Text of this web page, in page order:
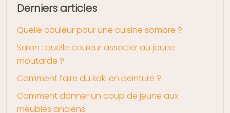
Derniers articles
Quelle couleur pour une cuisine sombre ?
Salon : quelle couleur associer au jaune
moutarde ?
Comment faire du kaki en peinture ?
Comment donner un coup de jeune aux
meubles anciens